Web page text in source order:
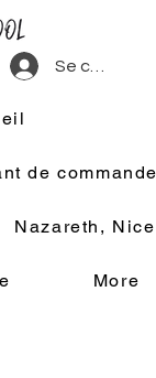
Se connecter
de commander
Nazareth, Nice
More